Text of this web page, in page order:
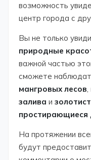
возможность
центр города с
Вы не только
природные
важной частью
сможете
мангровых лесов,
залива и
простирающиеся
На протяжении
будут